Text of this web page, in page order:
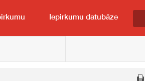
Iepirkumu datubāze